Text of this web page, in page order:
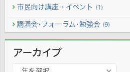
市民向け講座・イベント (1)
講演会･フォーラム･勉強会 (9)
アーカイブ